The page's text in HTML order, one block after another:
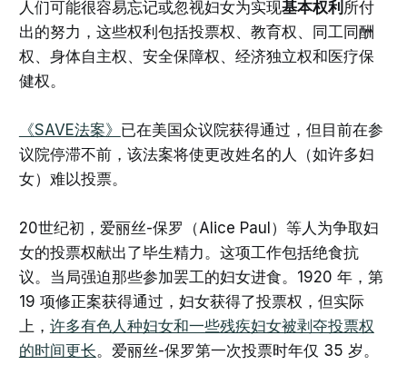
人们可能很容易忘记或忽视妇女为实现基本权利 所付
出的努力，这些权利包括投票权、教育权、同工同酬
权、身体自主权、安全保障权、经济独立权和医疗保
健权。
《SAVE法案》 已在美国众议院获得通过，但目前在参
议院停滞不前，该法案将使更改姓名的人（如许多妇
女）难以投票。
20世纪初，爱丽丝-保罗（Alice Paul）等人为争取妇
女的投票权献出了毕生精力。这项工作包括绝食抗
议。当局强迫那些参加罢工的妇女进食。1920 年，第
19 项修正案获得通过，妇女获得了投票权，但实际
上， 许多有色人种妇女和一些残疾妇女被剥夺投票权
的时间更长。爱丽丝-保罗第一次投票时年仅 35 岁。